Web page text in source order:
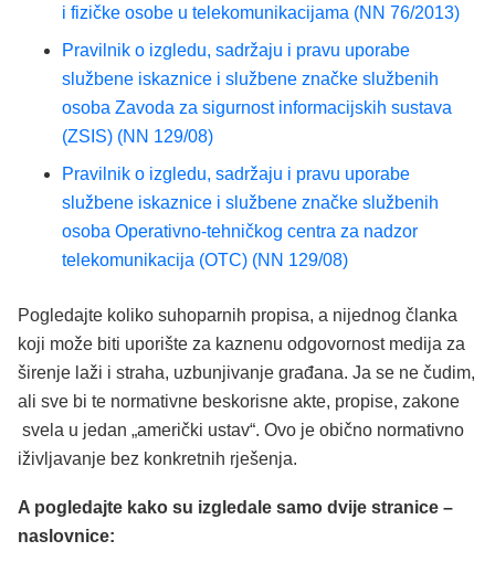
i fizičke osobe u telekomunikacijama (NN 76/2013)
Pravilnik o izgledu, sadržaju i pravu uporabe
službene iskaznice i službene značke službenih
osoba Zavoda za sigurnost informacijskih sustava
(ZSIS) (NN 129/08)
Pravilnik o izgledu, sadržaju i pravu uporabe
službene iskaznice i službene značke službenih
osoba Operativno-tehničkog centra za nadzor
telekomunikacija (OTC) (NN 129/08)
Pogledajte koliko suhoparnih propisa, a nijednog članka
koji može biti uporište za kaznenu odgovornost medija za
širenje laži i straha, uzbunjivanje građana. Ja se ne čudim,
ali sve bi te normativne beskorisne akte, propise, zakone
svela u jedan „američki ustav“. Ovo je obično normativno
iživljavanje bez konkretnih rješenja.
A pogledajte kako su izgledale samo dvije stranice –
naslovnice: